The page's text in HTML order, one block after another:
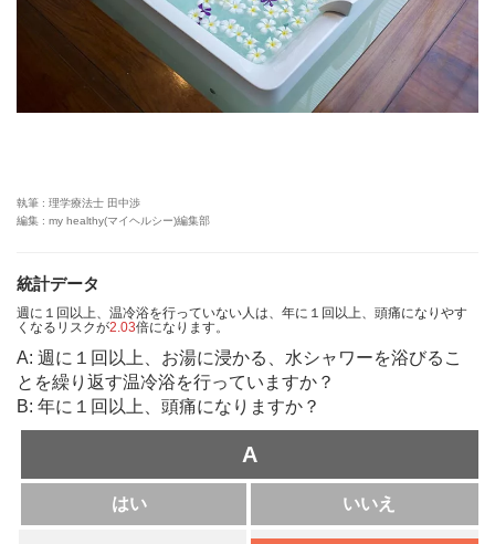
執筆 : 理学療法士 田中渉
編集 : my healthy(マイヘルシー)編集部
統計データ
週に１回以上、温冷浴を行っていない人は、年に１回以上、頭痛になりやす
くなるリスクが2.03倍になります。
A: 週に１回以上、お湯に浸かる、水シャワーを浴びるこ
とを繰り返す温冷浴を行っていますか？
B: 年に１回以上、頭痛になりますか？
A
はい いいえ